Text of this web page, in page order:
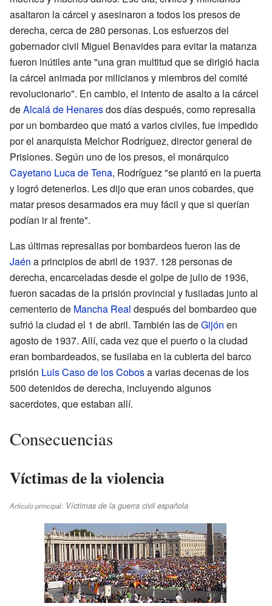
asaltaron la cárcel y asesinaron a todos los presos de
derecha, cerca de 280 personas. Los esfuerzos del
gobernador civil Miguel Benavides para evitar la matanza
fueron inútiles ante "una gran multitud que se dirigió hacia
la cárcel animada por milicianos y miembros del comité
revolucionario". En cambio, el intento de asalto a la cárcel
deAlcalá de Henaresdos días después, como represalia
por un bombardeo que mató a varios civiles, fue impedido
por el anarquista Melchor Rodríguez, director general de
Prisiones. Según uno de los presos, el monárquico
Cayetano Luca de Tena, Rodríguez "se plantó en la puerta
y logró detenerlos. Les dijo que eran unos cobardes, que
matar presos desarmados era muy fácil y que si querían
podían ir al frente".
Las últimas represalias por bombardeos fueron las de
Jaén a principios de abril de 1937. 128 personas de
derecha, encarceladas desde el golpe de julio de 1936,
fueron sacadas de la prisión provincial y fusiladas junto al
cementerio de Mancha Real después del bombardeo que
sufrió la ciudad el 1 de abril. También las deGijón en
agosto de 1937. Allí, cada vez que el puerto o la ciudad
eran bombardeados, se fusilaba en la cubierta del barco
prisión Luis Caso de los Cobosa varias decenas de los
500 detenidos de derecha, incluyendo algunos
sacerdotes, que estaban allí.
Consecuencias
Víctimas de la violencia
Artículo principal: Víctimas de la guerra civil española